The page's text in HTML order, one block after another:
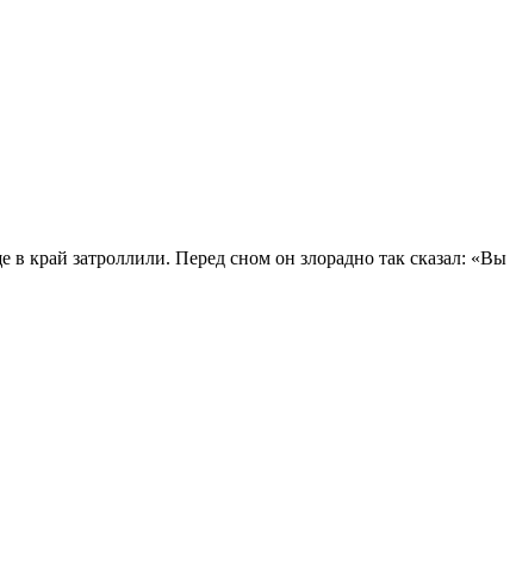
край затроллили. Перед сном он злорадно так сказал: «Вы